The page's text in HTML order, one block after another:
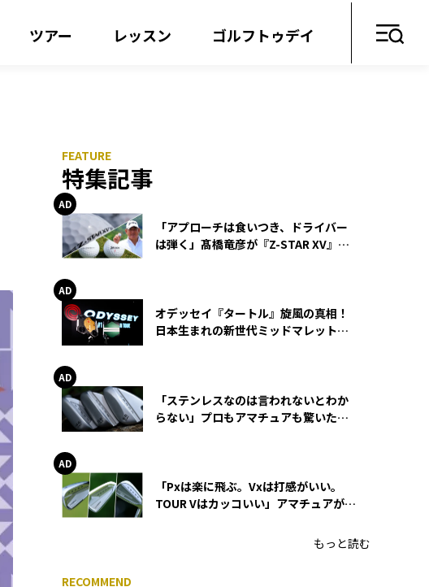
ツアー レッスン ゴルフトゥデイ
特集記事
「アプローチは食いつき、ドライバー
は弾く」髙橋竜彦が『Z-STAR XV』を
オデッセイ『タートル』旋風の真相！
日本生まれの新世代ミッドマレットが
「ステンレスなのは言われないとわか
らない」プロもアマチュアも驚いた
「Pxは楽に飛ぶ。Vxは打感がいい。
TOUR Vはカッコいい」アマチュアが選
もっと読む